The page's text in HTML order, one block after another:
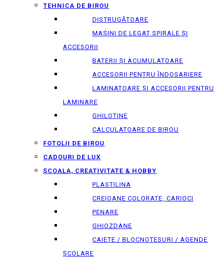
TEHNICA DE BIROU
DISTRUGĂTOARE
MAȘINI DE LEGAT SPIRALE ȘI
ACCESORII
BATERII ȘI ACUMULATOARE
ACCESORII PENTRU ÎNDOSARIERE
LAMINATOARE ȘI ACCESORII PENTRU
LAMINARE
GHILOTINE
CALCULATOARE DE BIROU
FOTOLII DE BIROU
CADOURI DE LUX
ȘCOALA, CREATIVITATE & HOBBY
PLASTILINA
CREIOANE COLORATE, CARIOCI
PENARE
GHIOZDANE
CAIETE / BLOCNOTESURI / AGENDE
ȘCOLARE